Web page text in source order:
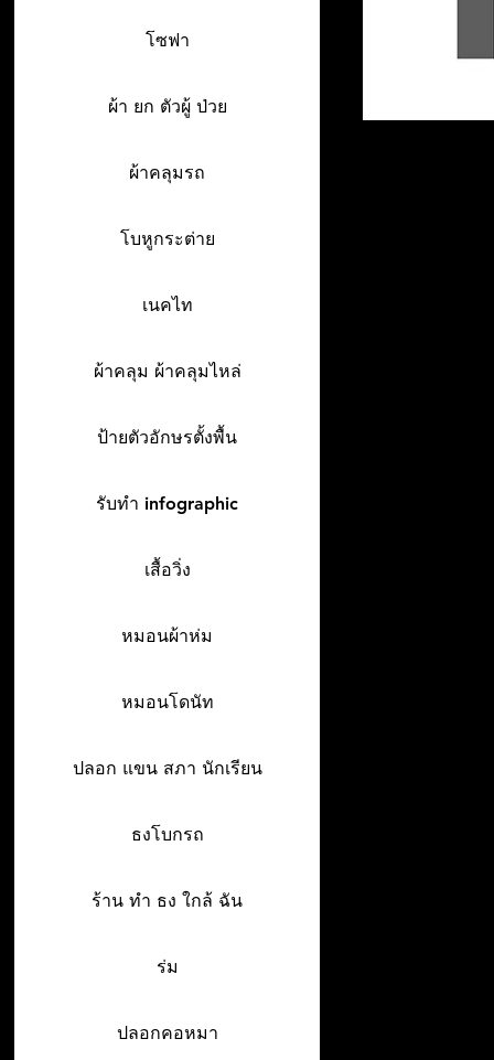
โซฟา
ผ้า ยก ตัวผู้ ป่วย
ผ้าคลุมรถ
โบหูกระต่าย
เนคไท
ผ้าคลุม ผ้าคลุมไหล่
ป้ายตัวอักษรตั้งพื้น
รับทำ infographic
เสื้อวิ่ง
หมอนผ้าห่ม
หมอนโดนัท
ปลอก แขน สภา นักเรียน
ธงโบกรถ
ร้าน ทํา ธง ใกล้ ฉัน
ร่ม
ปลอกคอหมา